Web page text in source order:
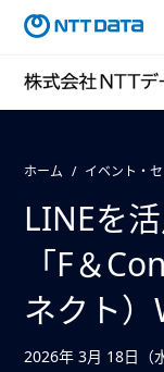
ホーム イベント・
LINEを
「F＆
ネクト）
2026年 3月 18日（